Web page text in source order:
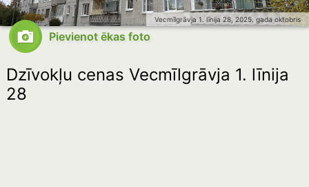
Vecmīlgrāvja 1. līnija 28, 2025. gada oktobris
Pievienot ēkas foto
Dzīvokļu cenas Vecmīlgrāvja 1. līnija
28